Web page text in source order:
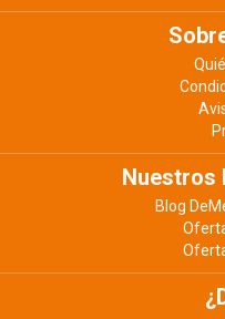
Nuestros
Blog